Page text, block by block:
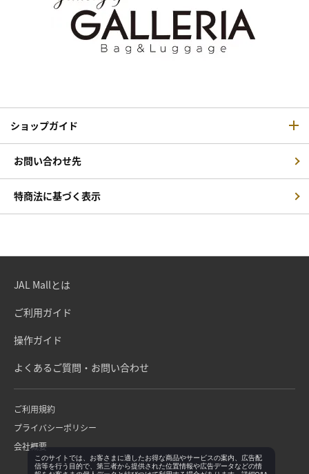
ショップガイド
お問い合わせ先
特商法に基づく表示
JAL Mallとは
ご利用ガイド
操作ガイド
よくあるご質問・お問い合わせ
ご利用規約
プライバシーポリシー
会社概要
このサイトでは、お客さまに適したお得な商品やサービスの案内、広告配
信等を行う目的で、第三者から提供された位置情報や広告データなどの情